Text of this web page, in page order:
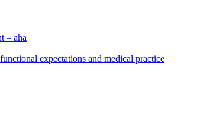
– aha
expectations and medical practice